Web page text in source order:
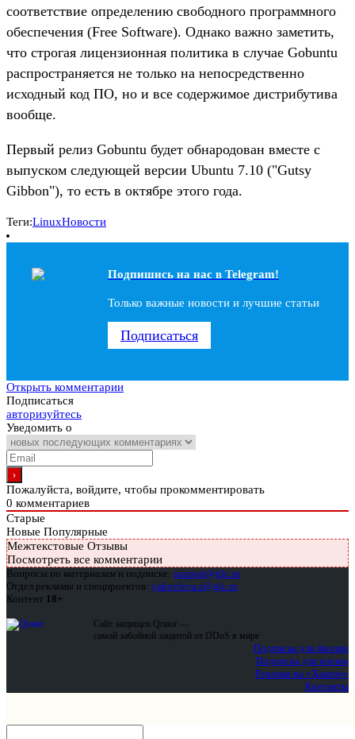
соответствие определению свободного программного
обеспечения (Free Software). Однако важно заметить,
что строгая лицензионная политика в случае Gobuntu
распространяется не только на непосредственно
исходный код ПО, но и все содержимое дистрибутива
вообще.
Первый релиз Gobuntu будет обнародован вместе с
выпуском следующей версии Ubuntu 7.10 ("Gutsy
Gibbon"), то есть в октябре этого года.
Теги:LinuxНовости
Подпишись на наc в Telegram!
Только важные новости и лучшие статьи
Подписаться
Открыть комментарии
Подписаться
авторизуйтесь
Уведомить о
Пожалуйста, войдите, чтобы прокомментировать
0 комментариев
Старые
Новые Популярные
Межтекстовые Отзывы
Посмотреть все комментарии
Вопросы по материалам и подписке: support@glc.ru
Отдел рекламы и спецпроектов: yakovleva.a@glc.ru
Контент 18+
Сайт защищен Qrator —
самой забойной защитой от DDoS в мире
Подписка для физлиц
Подписка для юрлиц
Реклама на «Хакере»
Контакты